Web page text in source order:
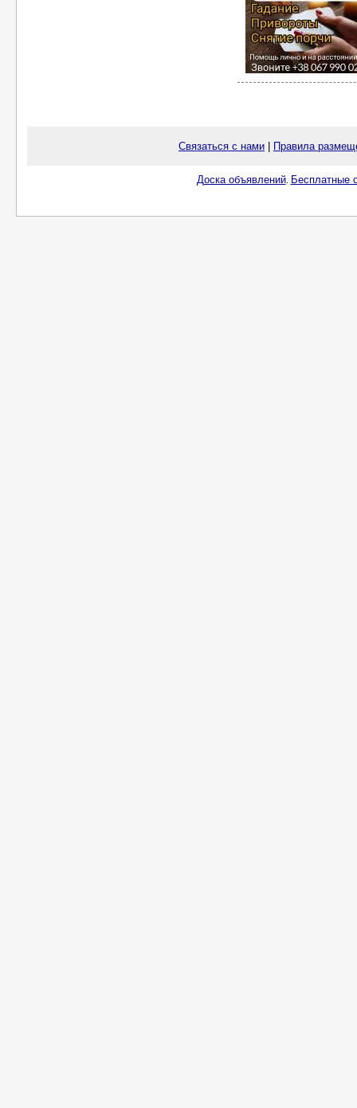
Связаться с нами Правила
Доска объявлений. Бесплатные